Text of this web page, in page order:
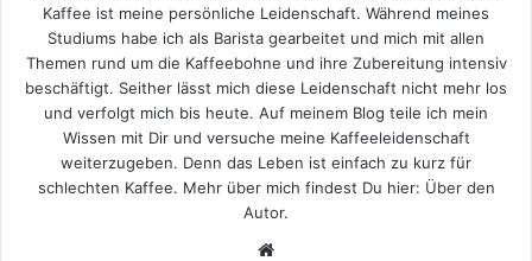
Kaffee ist meine persönliche Leidenschaft. Während meines
Studiums habe ich als Barista gearbeitet und mich mit allen
Themen rund um die Kaffeebohne und ihre Zubereitung intensiv
beschäftigt. Seither lässt mich diese Leidenschaft nicht mehr los
und verfolgt mich bis heute. Auf meinem Blog teile ich mein
Wissen mit Dir und versuche meine Kaffeeleidenschaft
weiterzugeben. Denn das Leben ist einfach zu kurz für
schlechten Kaffee. Mehr über mich findest Du hier: Über den
Autor.
Website